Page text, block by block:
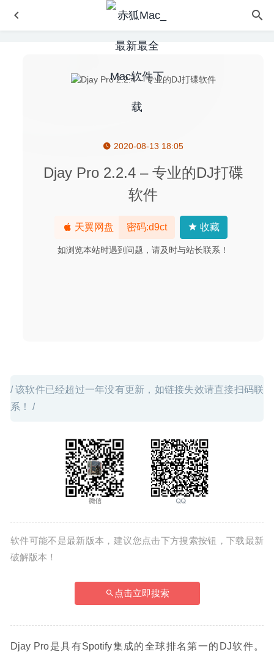
2020-08-13 18:05
Djay Pro 2.2.4 – 专业的DJ打碟
软件
天翼网盘 密码:d9ct 收藏
如浏览本站时遇到问题，请及时与站长联系！
/ 该软件已经超过一年没有更新，如链接失效请直接扫码联
系！ /
软件可能不是最新版本，建议您点击下方搜索按钮，下载最新
破解版本！
点击立即搜索
Djay Pro是具有Spotify集成的全球排名第一的DJ软件。
VideoProc 6.4 中文版-强悍的视频编辑、录屏、下载工具
Shredo 1.2.8.6 – 美观实用的文件粉碎机 2026-06-16
洛雪音乐 2.2.2 中文版-全网无损音乐下载工具
AltTab 6.1.0 中文版-窗口快速切换神器 2020-09-02
DropSync 3.2.6 – 快速方便的多平台文件管理同步软件
2024-01-02